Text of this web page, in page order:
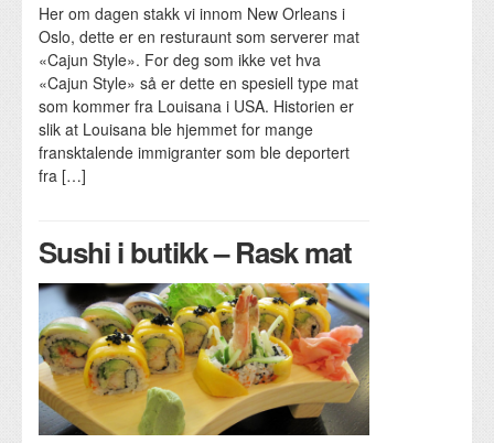
Her om dagen stakk vi innom New Orleans i
Oslo, dette er en resturaunt som serverer mat
«Cajun Style». For deg som ikke vet hva
«Cajun Style» så er dette en spesiell type mat
som kommer fra Louisana i USA. Historien er
slik at Louisana ble hjemmet for mange
fransktalende immigranter som ble deportert
fra […]
Sushi i butikk – Rask mat